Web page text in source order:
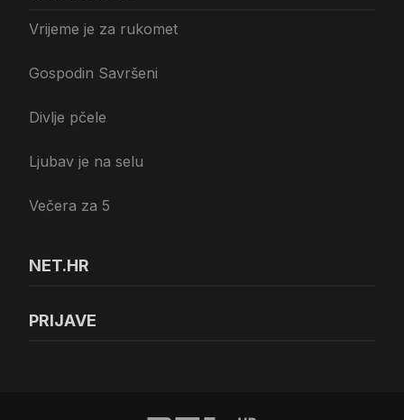
Vrijeme je za rukomet
Gospodin Savršeni
Divlje pčele
Ljubav je na selu
Večera za 5
NET.HR
PRIJAVE